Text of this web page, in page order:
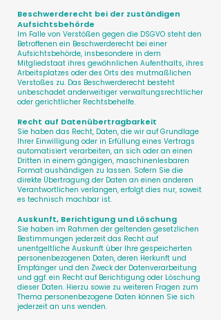
Beschwerde­recht bei der zuständigen
Aufsichts­behörde
Im Falle von Verstößen gegen die DSGVO steht den
Betroffenen ein Beschwerderecht bei einer
Aufsichtsbehörde, insbesondere in dem
Mitgliedstaat ihres gewöhnlichen Aufenthalts, ihres
Arbeitsplatzes oder des Orts des mutmaßlichen
Verstoßes zu. Das Beschwerderecht besteht
unbeschadet anderweitiger verwaltungsrechtlicher
oder gerichtlicher Rechtsbehelfe.
Recht auf Daten­übertrag­barkeit
Sie haben das Recht, Daten, die wir auf Grundlage
Ihrer Einwilligung oder in Erfüllung eines Vertrags
automatisiert verarbeiten, an sich oder an einen
Dritten in einem gängigen, maschinenlesbaren
Format aushändigen zu lassen. Sofern Sie die
direkte Übertragung der Daten an einen anderen
Verantwortlichen verlangen, erfolgt dies nur, soweit
es technisch machbar ist.
Auskunft, Berichtigung und Löschung
Sie haben im Rahmen der geltenden gesetzlichen
Bestimmungen jederzeit das Recht auf
unentgeltliche Auskunft über Ihre gespeicherten
personenbezogenen Daten, deren Herkunft und
Empfänger und den Zweck der Datenverarbeitung
und ggf. ein Recht auf Berichtigung oder Löschung
dieser Daten. Hierzu sowie zu weiteren Fragen zum
Thema personenbezogene Daten können Sie sich
jederzeit an uns wenden.